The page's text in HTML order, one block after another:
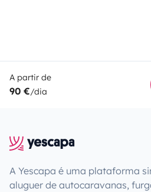
A partir de
90 €/dia
A Yescapa é uma plataforma
aluguer de autocaravanas,